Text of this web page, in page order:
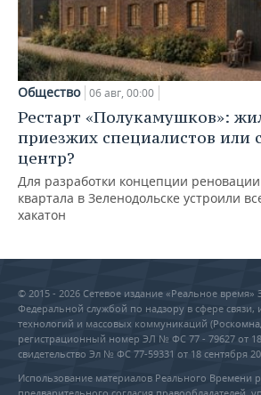
Общество 06 авг, 00:00
Рестарт «Полукамушков»:
приезжих специалистов или
центр?
Для разработки концепции реновации
квартала в Зеленодольске устроили
хакатон
© 2015 - 2026 Сетевое издание «Реальное время»
Федеральной службой по надзору в сфере
технологий и массовых коммуникаций
регистрационный номер ЭЛ № ФС 77 - 79627 от 18
свидетельство Эл № ФС 77-59331 от 18 сентября
Использование материалов Реального Времени